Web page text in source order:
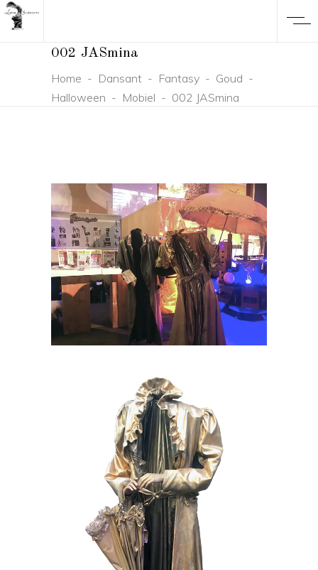
002 JASmina
Home - Dansant- Fantasy- Goud -
Halloween - Mobiel - 002 JASmina